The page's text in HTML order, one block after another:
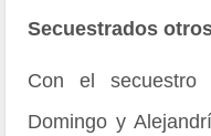
Secuestrados
Con el
Domingo y